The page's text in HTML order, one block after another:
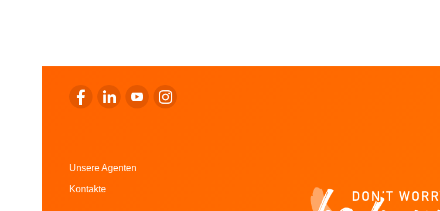
Zum Facebook von LALUX gehen
Zum LinkedIn von LALUX gehen
Zum YouTube von LALUX gehen
Zum Instagram von LALUX gehen
Unsere Agenten
Kontakte